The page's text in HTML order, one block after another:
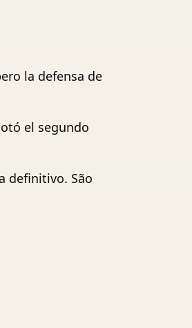
la defensa de
el segundo
definitivo. São